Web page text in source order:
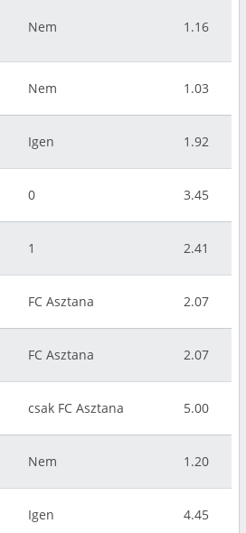
Nem 1.16
Nem 1.03
Igen 1.92
0 3.45
1 2.41
FC Asztana 2.07
FC Asztana 2.07
csak FC Asztana 5.00
Nem 1.20
Igen 4.45